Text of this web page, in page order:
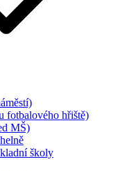
fotbalového hřiště)
MŠ)
školy